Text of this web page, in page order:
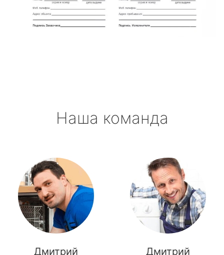
Наша команда
Дмитрий
Дмитрий